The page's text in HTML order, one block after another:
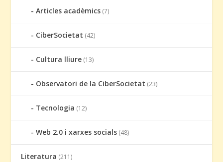
Articles acadèmics (7)
CiberSocietat (42)
Cultura lliure (13)
Observatori de la CiberSocietat (23)
Tecnologia (12)
Web 2.0 i xarxes socials (48)
Literatura (211)